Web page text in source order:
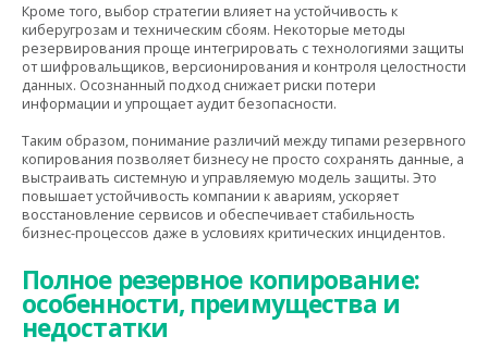
Кроме того, выбор стратегии влияет на устойчивость к
киберугрозам и техническим сбоям. Некоторые методы
резервирования проще интегрировать с технологиями защиты
от шифровальщиков, версионирования и контроля целостности
данных. Осознанный подход снижает риски потери
информации и упрощает аудит безопасности.
Таким образом, понимание различий между типами резервного
копирования позволяет бизнесу не просто сохранять данные, а
выстраивать системную и управляемую модель защиты. Это
повышает устойчивость компании к авариям, ускоряет
восстановление сервисов и обеспечивает стабильность
бизнес-процессов даже в условиях критических инцидентов.
Полное резервное копирование:
особенности, преимущества и
недостатки